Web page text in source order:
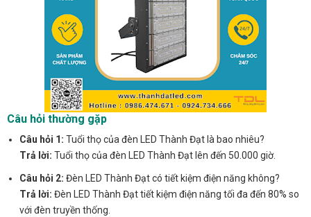
Câu hỏi thường gặp
Câu hỏi 1: Tuổi thọ của đèn LED Thành Đạt là bao nhiêu?
Trả lời: Tuổi thọ của đèn LED Thành Đạt lên đến 50.000 giờ.
Câu hỏi 2: Đèn LED Thành Đạt có tiết kiệm điện năng không?
Trả lời: Đèn LED Thành Đạt tiết kiệm điện năng tối đa đến 80% so
với đèn truyền thống.